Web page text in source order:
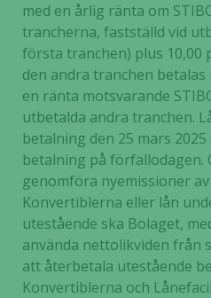
med en årlig ränta om
trancherna, fastställd vid
första tranchen) plus 10,00
den andra tranchen
en ränta motsvarande
utbetalda andra tranchen.
betalning den 25 mars
betalning på förfallodagen.
genomföra nyemissioner
Konvertiblerna eller lån
utestående ska Bolaget,
använda nettolikviden från
att återbetala utestående
Konvertiblerna och